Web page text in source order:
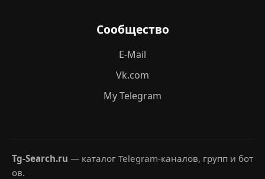
Сообщество
E-Mail
Vk.com
My Telegram
Tg-Search.ru — каталог Telegram-каналов, групп и бот
ов.